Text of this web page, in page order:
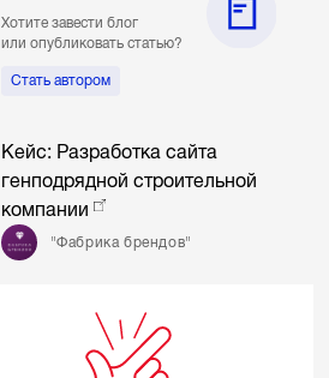
Хотите завести блог
или опубликовать статью?
Стать автором
Кейс: Разработка сайта
генподрядной строительной
компании
"Фабрика брендов"